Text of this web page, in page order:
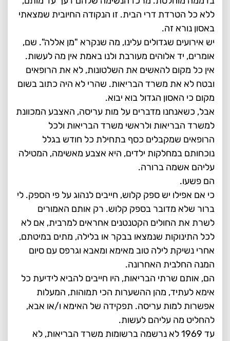
ללא כל הטרדת דרי הבית. זו הנקודה החיובית שמצאתי
באסון נורא זה.
יש אירועים שגדולים עלינו, מה שנקרא "מן אללה". שם,
אומרים, יד אלוהים מעורבת ולנו באמת אין מה לעשות.
אין כל מקום להאשים את השלטונות, לא את הרופאים
ובטח לא את משרד הבריאות. שהרי לא היה כתוב בשום
מקום כי האסון הגדול בוא יבוא.
אבל, כשאנחנו מדברים על מות עריסה, האצבע המכוונת
למשרד הבריאות ולראשי משרד הבריאות ולכל
הרופאים שמקבלים כסף בתחילת כל חודש בגלל
נוכחותם במחלקות ילדים, היא אצבע מאשימה, המטילה
עליהם אשמה ברורה.
הם פשעו.
כי אם אפילו יש ספק קלוש, חייבים לנהוג על פי הספק. לי
ברור שלא מדובר בספק קלוש. רק אותם האמורים
לשרת את החולים הקטנטנים אחראים למרבית, אם לא
לכל התינוקות שנמצאו בבקר או בלילה, מתים במיטתם,
אחרי נשיקת לילה טוב מאימא ומאבא וגרפס עם סיום
המנה החלבית האחרונה.
הם, אותם שרתי הבריאות, היו חייבים להביא לידיעת כל
אימא לעתיד, מהן ההשערות הכי תמוהות, המעלות
אפשרות למות עריסה. תפקידה של האימא ו/או אבא,
להחליט מה עליהם לעשות.
עד 1969 לא נרשמה ברשומות משרד הבריאות, לא